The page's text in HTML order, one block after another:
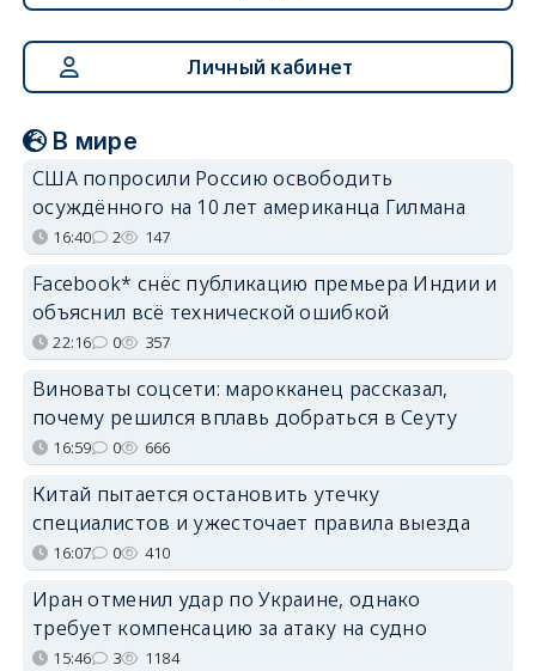
Личный кабинет
В мире
США попросили Россию освободить
осуждённого на 10 лет американца Гилмана
16:40 2 147
Facebook* снёс публикацию премьера Индии и
объяснил всё технической ошибкой
22:16 0 357
Виноваты соцсети: марокканец рассказал,
почему решился вплавь добраться в Сеуту
16:59 0 666
Китай пытается остановить утечку
специалистов и ужесточает правила выезда
16:07 0 410
Иран отменил удар по Украине, однако
требует компенсацию за атаку на судно
15:46 3 1184